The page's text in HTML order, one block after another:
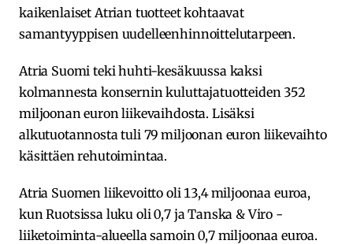
kaikenlaiset Atrian tuotteet kohtaavat
samantyyppisen uudelleenhinnoittelutarpeen.
Atria Suomi teki huhti-kesäkuussa kaksi
kolmannesta konsernin kuluttajatuotteiden 352
miljoonan euron liikevaihdosta. Lisäksi
alkutuotannosta tuli 79 miljoonan euron liikevaihto
käsittäen rehutoimintaa.
Atria Suomen liikevoitto oli 13,4 miljoonaa euroa,
kun Ruotsissa luku oli 0,7 ja Tanska & Viro -
liiketoiminta-alueella samoin 0,7 miljoonaa euroa.